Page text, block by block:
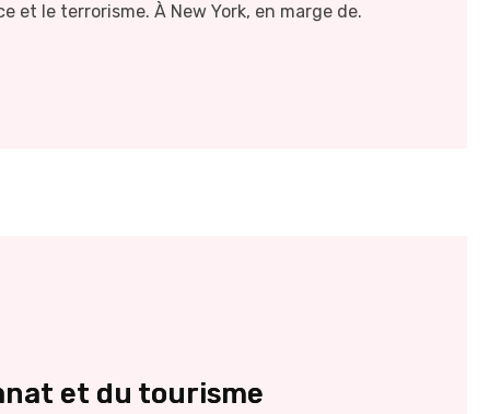
le terrorisme. À New York, en marge de.
et du tourisme